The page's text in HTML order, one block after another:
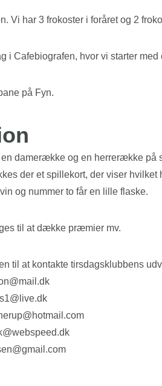
Vi har 3 frokoster i foråret og 2
i Cafebiografen, hvor vi starter
på Fyn.
damerække og en herrerække på
der et spillekort, der viser hvilket
og nummer to får en lille flaske.
til at dække præmier mv.
til at kontakte tirsdagsklubbens